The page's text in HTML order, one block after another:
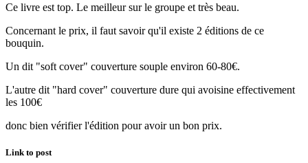
Ce livre est top. Le meilleur sur le groupe et très beau.
Concernant le prix, il faut savoir qu'il existe 2 éditions de ce
bouquin.
Un dit "soft cover" couverture souple environ 60-80€.
L'autre dit "hard cover" couverture dure qui avoisine effectivement
les 100€
donc bien vérifier l'édition pour avoir un bon prix.
Link to post